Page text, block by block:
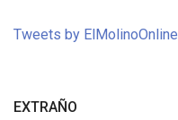
Tweets by ElMolinoOnline
EXTRAÑO